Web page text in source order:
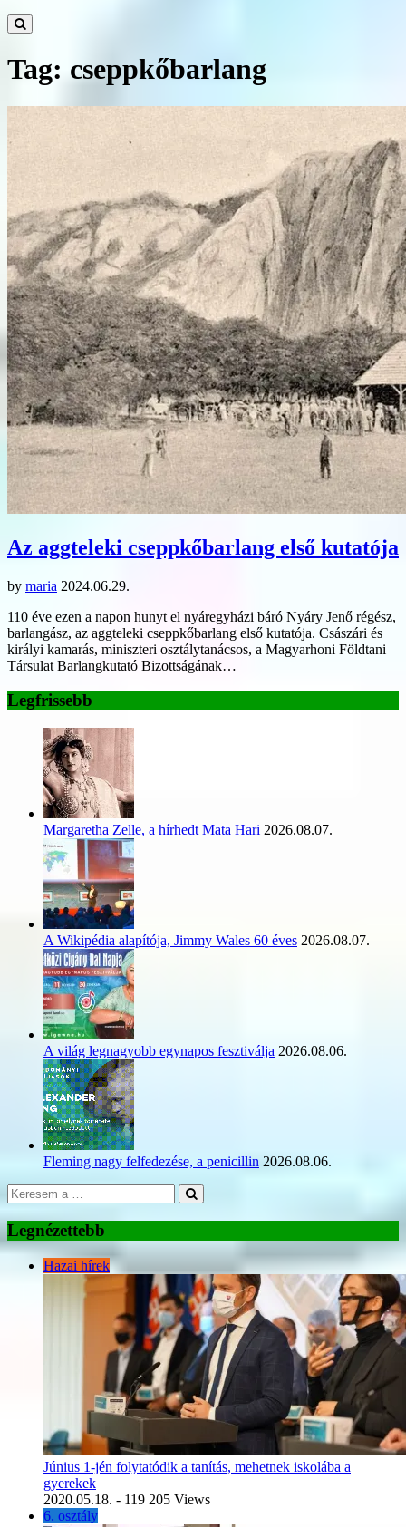
Tag: cseppkőbarlang
Az aggteleki cseppkőbarlang első kutatója
by maria 2024.06.29.
110 éve ezen a napon hunyt el nyáregyházi báró Nyáry Jenő régész,
barlangász, az aggteleki cseppkőbarlang első kutatója. Császári és
királyi kamarás, miniszteri osztálytanácsos, a Magyarhoni Földtani
Társulat Barlangkutató Bizottságának…
Legfrissebb
Margaretha Zelle, a hírhedt Mata Hari 2026.08.07.
A Wikipédia alapítója, Jimmy Wales 60 éves 2026.08.07.
A világ legnagyobb egynapos fesztiválja 2026.08.06.
Fleming nagy felfedezése, a penicillin 2026.08.06.
Legnézettebb
Hazai hírek
Június 1-jén folytatódik a tanítás, mehetnek iskolába a
gyerekek
2020.05.18. - 119 205 Views
6. osztály